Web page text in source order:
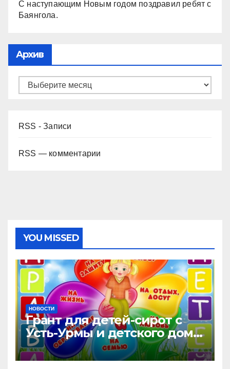
С наступающим Новым годом поздравил ребят с
Баянгола.
Архив
RSS - Записи
RSS — комментарии
YOU MISSED
НОВОСТИ
Грант для детей-сирот с
Усть-Урмы и детского дома
«Малышок»